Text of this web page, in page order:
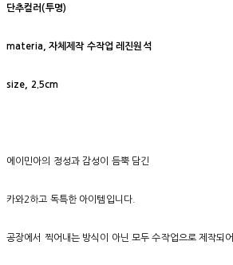
단추컬러(투명)
materia, 자체제작 수작업 레진원석
size, 2.5cm
에이민아의 정성과 감성이 듬뿍 담긴
카와2하고 독특한 아이템입니다.
공장에서 찍어내는 방식이 아닌 모두 수작업으로 제작되어